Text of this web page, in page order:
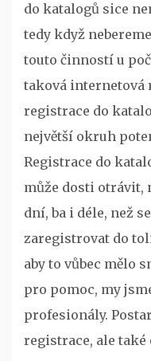
do katalogů sice
tedy když
touto činností u
taková internetová
registrace do
největší okruh
Registrace do
může dosti otrávit,
dní, ba i déle, než
zaregistrovat do
aby to vůbec mělo
pro pomoc, my
profesionály.
registrace, ale